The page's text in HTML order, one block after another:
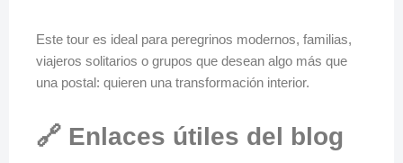
Este tour es ideal para peregrinos modernos, familias,
viajeros solitarios o grupos que desean algo más que
una postal: quieren una transformación interior.
🔗 Enlaces útiles del blog